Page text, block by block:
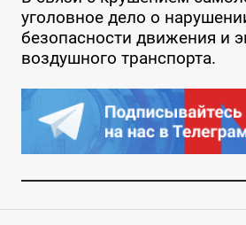
уголовное дело о
безопасности движения и
воздушного транспорта.